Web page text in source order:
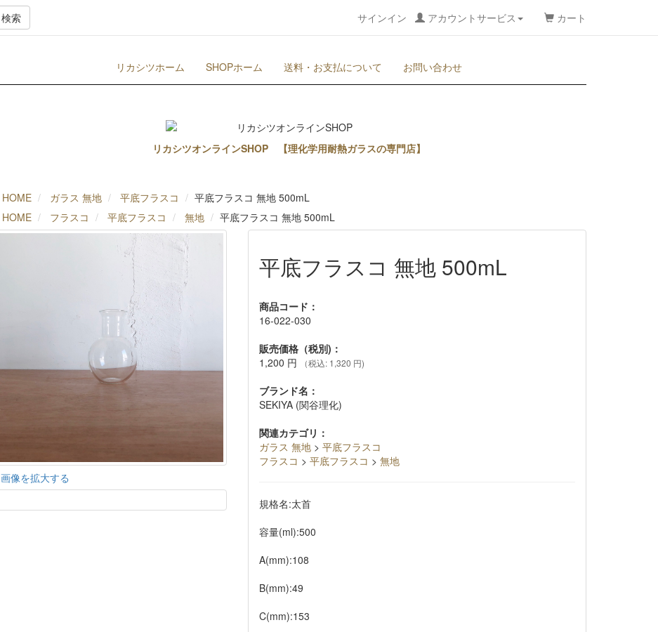
検索 サインイン アカウントサービス カート
リカシツホーム SHOPホーム 送料・お支払について お問い合わせ
リカシツオンラインSHOP 【理化学用耐熱ガラスの専門店】
HOME ガラス 無地 平底フラスコ
平底フラスコ 無地 500mL
HOME
フラスコ 平底フラスコ 無地 平底フラスコ 無地 500mL
画像を拡大する
平底フラスコ 無地 500mL
商品コード：
16-022-030
販売価格（税別)：
1,200 円 （税込: 1,320 円)
ブランド名：
SEKIYA (関谷理化)
関連カテゴリ：
ガラス 無地 >平底フラスコ
フラスコ >平底フラスコ >無地
規格名:太首
容量(ml):500
A(mm):108
B(mm):49
C(mm):153